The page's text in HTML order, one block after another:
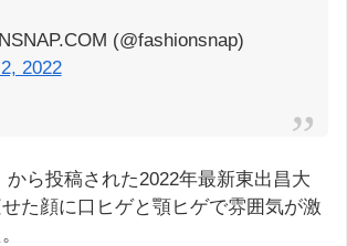
(@fashionsnap)
2022
から投稿された2022年最新東出昌大
た顔に口ヒゲと顎ヒゲで雰囲気が激